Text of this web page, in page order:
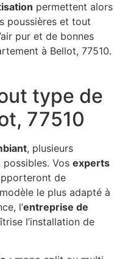
permettent alors
poussières et tout
pur et de bonnes
à Bellot, 77510.
type de
77510
, plusieurs
Vos experts
de
le plus adapté à
l’entreprise de
l’installation de